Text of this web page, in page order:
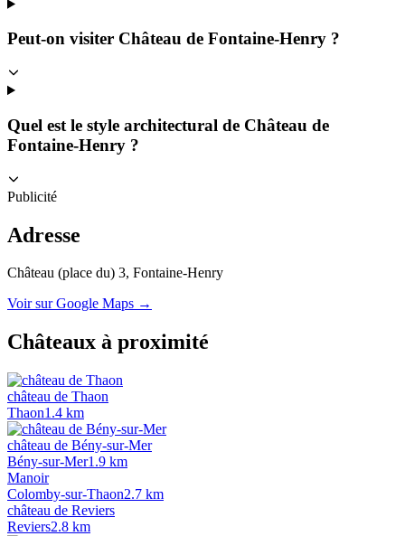
Peut-on visiter Château de Fontaine-Henry ?
Quel est le style architectural de Château de
Fontaine-Henry ?
Publicité
Adresse
Château (place du) 3, Fontaine-Henry
Voir sur Google Maps →
Châteaux à proximité
château de Thaon
Thaon1.4 km
château de Bény-sur-Mer
Bény-sur-Mer1.9 km
Manoir
Colomby-sur-Thaon2.7 km
château de Reviers
Reviers2.8 km